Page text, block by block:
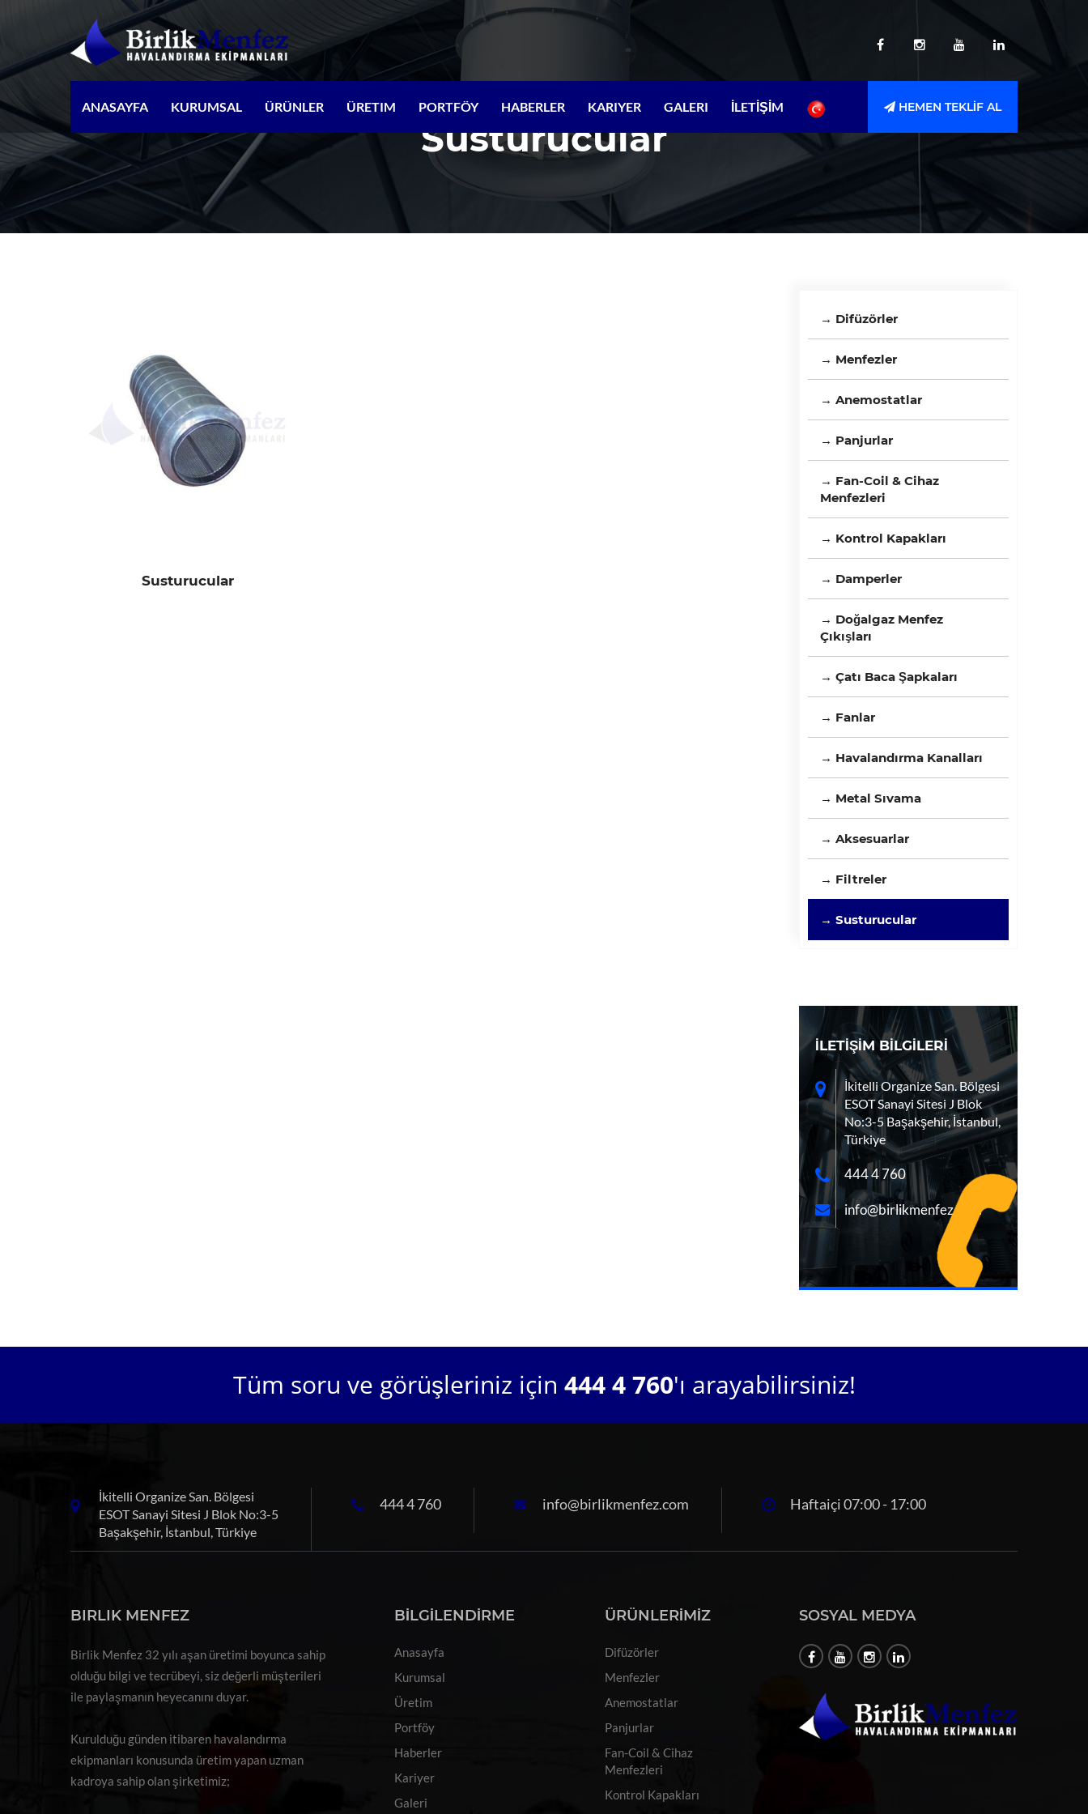
ANASAYFA KURUMSAL ÜRÜNLER ÜRETIM PORTFÖY HABERLER KARIYER GALERI İLETİŞİM HEMEN TEKLİF AL
Susturucular
Susturucular
→ Difüzörler
→ Menfezler
→ Anemostatlar
→ Panjurlar
→ Fan-Coil & Cihaz
Menfezleri
→ Kontrol Kapakları
→ Damperler
→ Doğalgaz Menfez
Çıkışları
→ Çatı Baca Şapkaları
→ Fanlar
→ Havalandırma Kanalları
→ Metal Sıvama
→ Aksesuarlar
→ Filtreler
→ Susturucular
İLETİŞİM BİLGİLERİ
İkitelli Organize San. Bölgesi
ESOT Sanayi Sitesi J Blok
No:3-5 Başakşehir, İstanbul,
Türkiye
444 4 760
info@birlikmenfez.com
Tüm soru ve görüşleriniz için 444 4 760'ı arayabilirsiniz!
İkitelli Organize San. Bölgesi
ESOT Sanayi Sitesi J Blok No:3-5
Başakşehir, İstanbul, Türkiye
444 4 760 info@birlikmenfez.com Haftaiçi 07:00 - 17:00
BIRLIK MENFEZ
Birlik Menfez 32 yılı aşan üretimi boyunca sahip
olduğu bilgi ve tecrübeyi, siz değerli müşterileri
ile paylaşmanın heyecanını duyar.
Kurulduğu günden itibaren havalandırma
ekipmanları konusunda üretim yapan uzman
kadroya sahip olan şirketimiz;
BİLGİLENDİRME
Anasayfa
Kurumsal
Üretim
Portföy
Haberler
Kariyer
Galeri
ÜRÜNLERİMİZ
Difüzörler
Menfezler
Anemostatlar
Panjurlar
Fan-Coil & Cihaz
Menfezleri
Kontrol Kapakları
SOSYAL MEDYA